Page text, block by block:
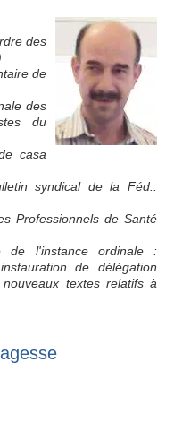
des
de
des
du
casa
syndical de la Féd.:
Professionnels de Santé
de l'instance ordinale :
de délégation
textes relatifs à